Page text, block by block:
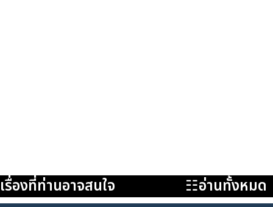
เรื่องที่ท่านอาจสนใจ ☷อ่านทั้งหมด